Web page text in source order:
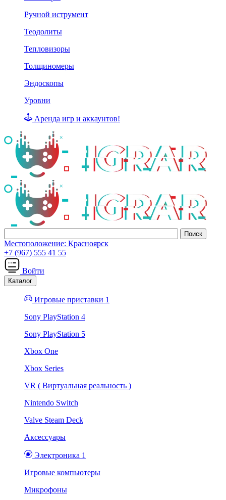
Ручной иструмент
Теодолиты
Тепловизоры
Толщиномеры
Эндоскопы
Уровни
Аренда игр и аккаунтов!
Местоположение: Красноярск
+7 (967) 555 41 55
Войти
Каталог
Игровые приставки 1
Sony PlayStation 4
Sony PlayStation 5
Xbox One
Xbox Series
VR ( Виртуальная реальность )
Nintendo Switch
Valve Steam Deck
Аксессуары
Электроника 1
Игровые компьютеры
Микрофоны